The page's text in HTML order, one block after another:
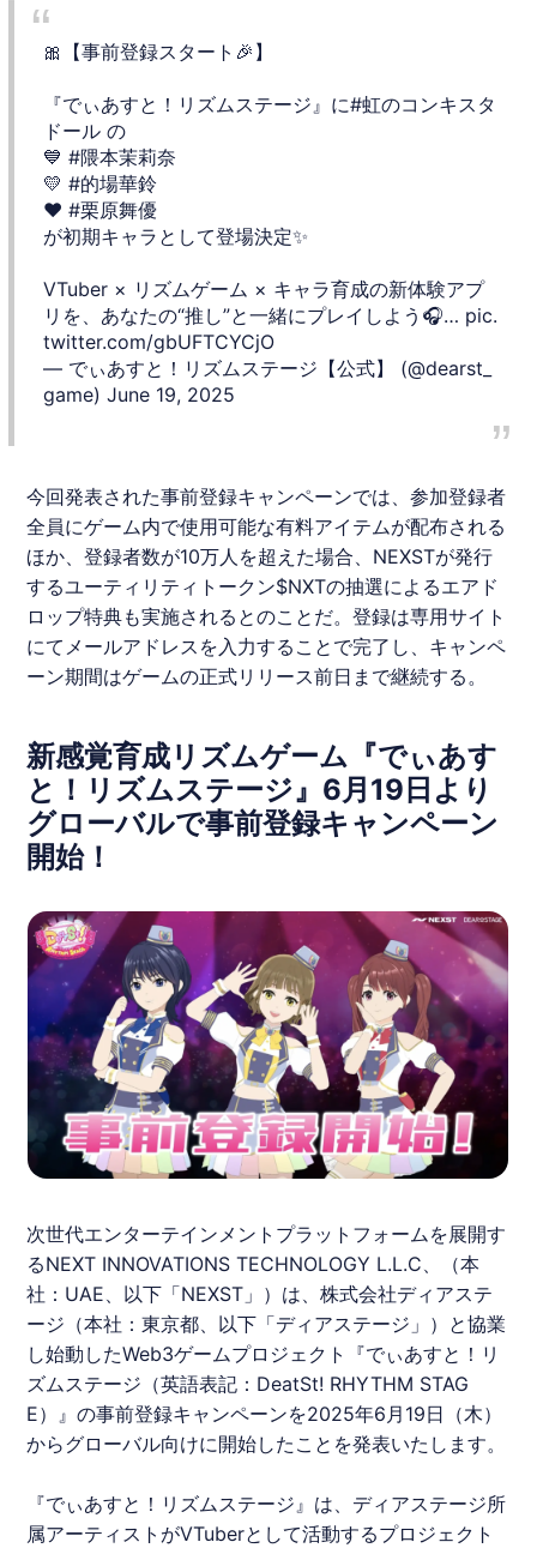
🎀【事前登録スタート🎉】
『でぃあすと！リズムステージ』に#虹のコンキスタ
ドール の
💙#隈本茉莉奈
💛#的場華鈴
❤️#栗原舞優
が初期キャラとして登場決定✨
VTuber × リズムゲーム × キャラ育成の新体験アプ
リを、あなたの“推し”と一緒にプレイしよう🎧… pic.
twitter.com/gbUFTCYCjO
— でぃあすと！リズムステージ【公式】 (@dearst_
game)June 19, 2025
今回発表された事前登録キャンペーンでは、参加登録者
全員にゲーム内で使用可能な有料アイテムが配布される
ほか、登録者数が10万人を超えた場合、NEXSTが発行
するユーティリティトークン$NXTの抽選によるエアド
ロップ特典も実施されるとのことだ。登録は専用サイト
にてメールアドレスを入力することで完了し、キャンペ
ーン期間はゲームの正式リリース前日まで継続する。
新感覚育成リズムゲーム『でぃあす
と！リズムステージ』6月19日より
グローバルで事前登録キャンペーン
開始！
次世代エンターテインメントプラットフォームを展開す
るNEXT INNOVATIONS TECHNOLOGY L.L.C、（本
社：UAE、以下「NEXST」）は、株式会社ディアステ
ージ（本社：東京都、以下「ディアステージ」）と協業
し始動したWeb3ゲームプロジェクト『でぃあすと！リ
ズムステージ （英語表記：DeatSt! RHYTHM STAG
E）』の事前登録キャンペーンを2025年6月19日（木）
からグローバル向けに開始したことを発表いたします。
『でぃあすと！リズムステージ 』は、ディアステージ所
属アーティストがVTuberとして活動するプロジェクト